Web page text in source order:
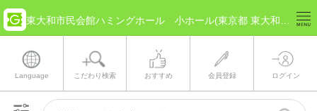
Language こだわり検索 おすすめ 会員登録 ログイン